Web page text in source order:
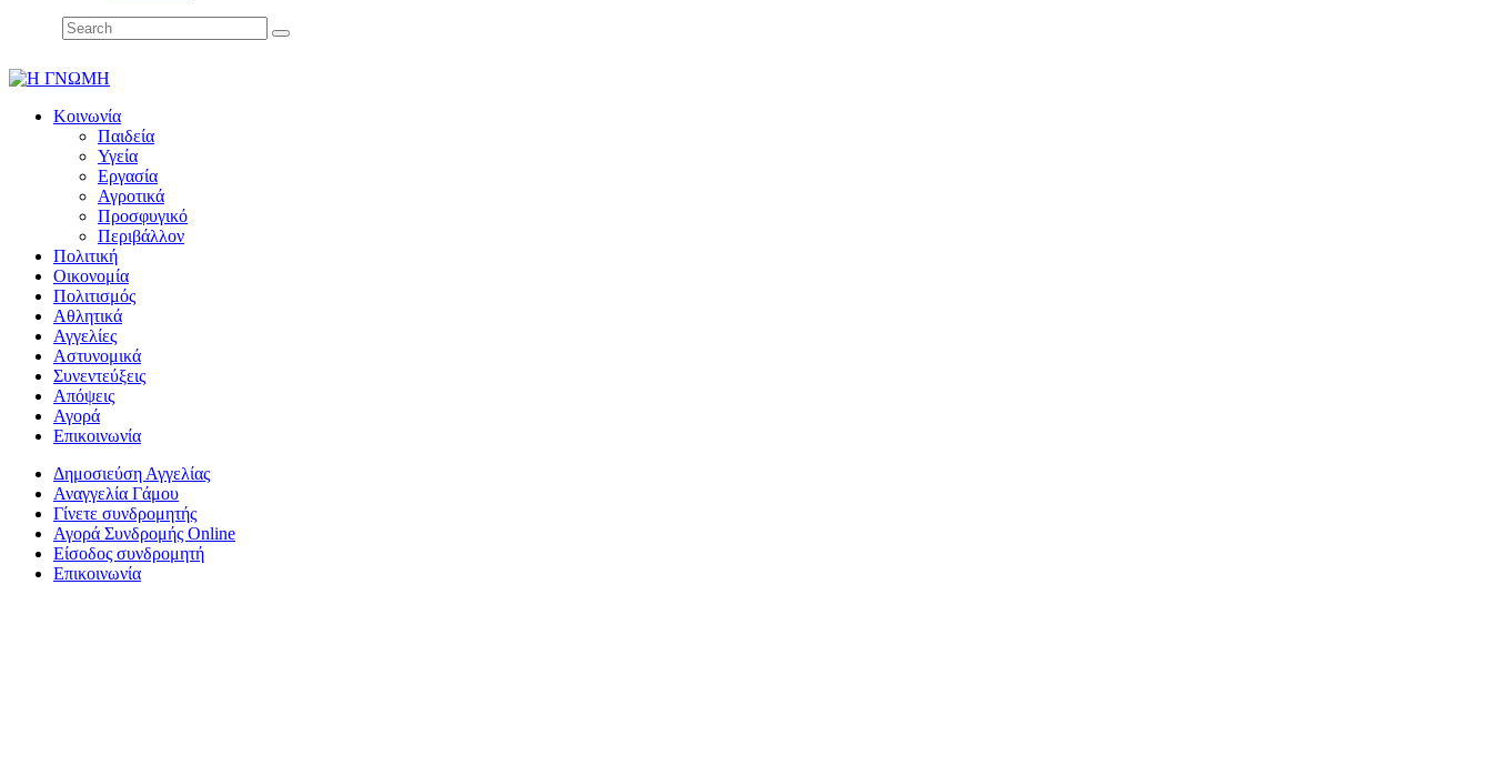
Κοινωνία
Παιδεία
Υγεία
Εργασία
Αγροτικά
Προσφυγικό
Περιβάλλον
Πολιτική
Οικονομία
Πολιτισμός
Αθλητικά
Αγγελίες
Αστυνομικά
Συνεντεύξεις
Απόψεις
Αγορά
Επικοινωνία
Δημοσιεύση Αγγελίας
Αναγγελία Γάμου
Γίνετε συνδρομητής
Αγορά Συνδρομής Online
Είσοδος συνδρομητή
Επικοινωνία